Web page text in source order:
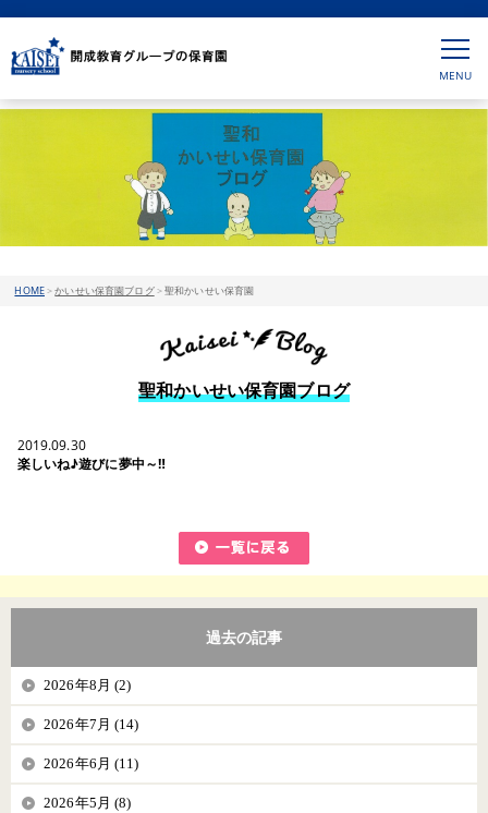
HOME>かいせい保育園ブログ>聖和かいせい保育園
聖和かいせい保育園ブログ
2019.09.30
楽しいね♪遊びに夢中～‼
過去の記事
2026年8月 (2)
2026年7月 (14)
2026年6月 (11)
2026年5月 (8)